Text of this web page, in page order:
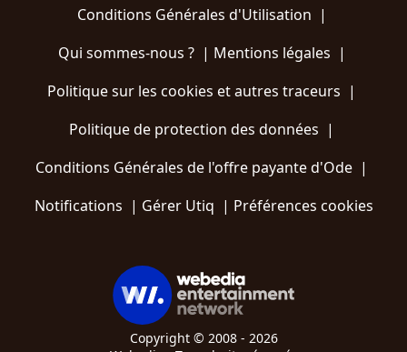
Conditions Générales d'Utilisation |
Qui sommes-nous ?| Mentions légales |
Politique sur les cookies et autres traceurs |
Politique de protection des données |
Conditions Générales de l'offre payante d'Ode |
Notifications | Gérer Utiq | Préférences cookies
Copyright © 2008 - 2026